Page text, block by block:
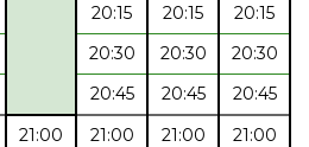
20:15 20:15
20:15
20:30 20:30
20:30
20:45 20:45
20:45
21:00 21:00 21:00
21:00